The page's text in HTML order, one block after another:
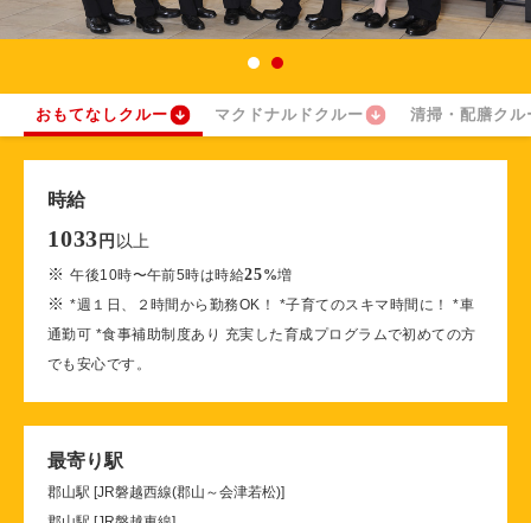
おもてなしクルー マクドナルドクルー 清掃・配膳クル
時給
1033 円 以上
※午後10時〜午前5時は時給25%増
※*週１日、２時間から勤務OK！ *子育てのスキマ時間に！ *車
通勤可 *食事補助制度あり 充実した育成プログラムで初めての方
でも安心です。
最寄り駅
郡山駅 [JR磐越西線(郡山～会津若松)]